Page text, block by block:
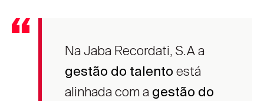
Na Jaba Recordati, S.A a
gestão do talento está
alinhada com a gestão do